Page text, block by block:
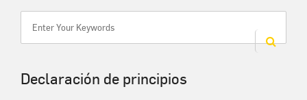
Declaración de principios